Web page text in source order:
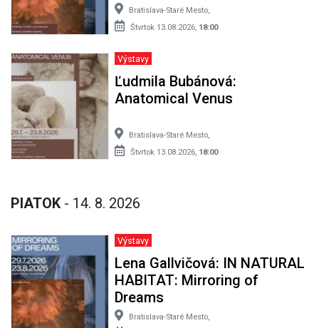
Bratislava-Staré Mesto,
Štvrtok 13.08.2026, 18:00
Výstavy
Ľudmila Bubánová:
Anatomical Venus
Bratislava-Staré Mesto,
Štvrtok 13.08.2026, 18:00
PIATOK - 14. 8. 2026
Výstavy
Lena Gallvičová: IN NATURAL
HABITAT: Mirroring of
Dreams
Bratislava-Staré Mesto,